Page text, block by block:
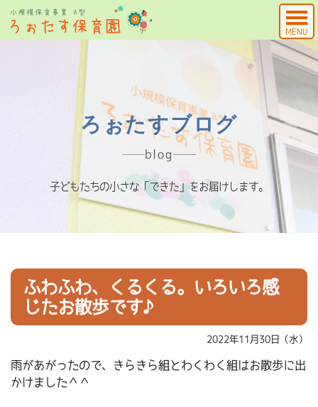
MENU
ろぉたすブログ
blog
子どもたちの小さな「できた」をお届けします。
ふわふわ、くるくる。いろいろ感
じたお散歩です♪
2022年11月30日（水）
雨があがったので、きらきら組とわくわく組はお散歩に出
かけました＾＾